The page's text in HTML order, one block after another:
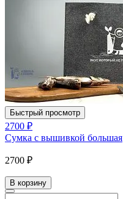
Быстрый просмотр
2700 ₽
Сумка с вышивкой большая
2700 ₽
В корзину